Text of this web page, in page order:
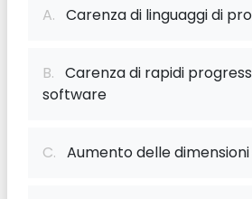
A. Carenza di linguaggi di
B. Carenza di rapidi
software
C. Aumento delle